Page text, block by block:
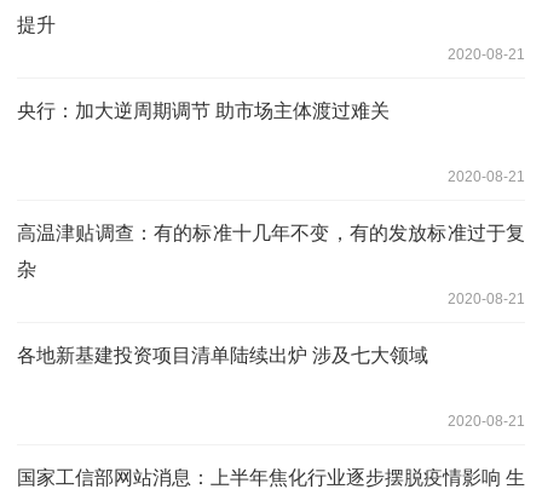
提升
2020-08-21
央行：加大逆周期调节 助市场主体渡过难关
2020-08-21
高温津贴调查：有的标准十几年不变，有的发放标准过于复
杂
2020-08-21
各地新基建投资项目清单陆续出炉 涉及七大领域
2020-08-21
国家工信部网站消息：上半年焦化行业逐步摆脱疫情影响 生